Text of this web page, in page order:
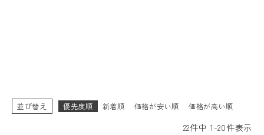
並び替え 優先度順 新着順 価格が安い順 価格が高い順
22件中 1 -20件表示